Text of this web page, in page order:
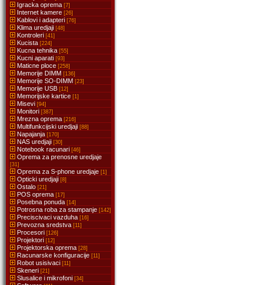
Igracka oprema [7]
Internet kamere [26]
Kablovi i adapteri [76]
Klima uredjaji [48]
Kontroleri [41]
Kucista [224]
Kucna tehnika [55]
Kucni aparati [93]
Maticne ploce [258]
Memorije DIMM [136]
Memorije SO-DIMM [23]
Memorije USB [12]
Memorijske kartice [1]
Misevi [94]
Monitori [387]
Mrezna oprema [216]
Multifunkcijski uredjaji [88]
Napajanja [170]
NAS uredjaji [30]
Notebook racunari [46]
Oprema za prenosne uredjaje
[31]
Oprema za S-phone uredjaje [1]
Opticki uredjaji [8]
Ostalo [21]
POS oprema [17]
Posebna ponuda [14]
Potrosna roba za stampanje [142]
Preciscivaci vazduha [16]
Prevozna sredstva [11]
Procesori [126]
Projektori [12]
Projektorska oprema [28]
Racunarske konfiguracije [11]
Robot usisivaci [11]
Skeneri [21]
Slusalice i mikrofoni [34]